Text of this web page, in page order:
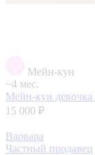
Мейн-кун
~4 мес.
Мейн-кун девочка
15 000 ₽
Варвара
Частный продавец